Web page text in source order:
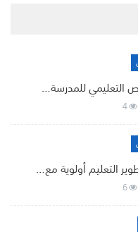
التعليمي للمدرسة…
4
التعليم أولوية مع…
6